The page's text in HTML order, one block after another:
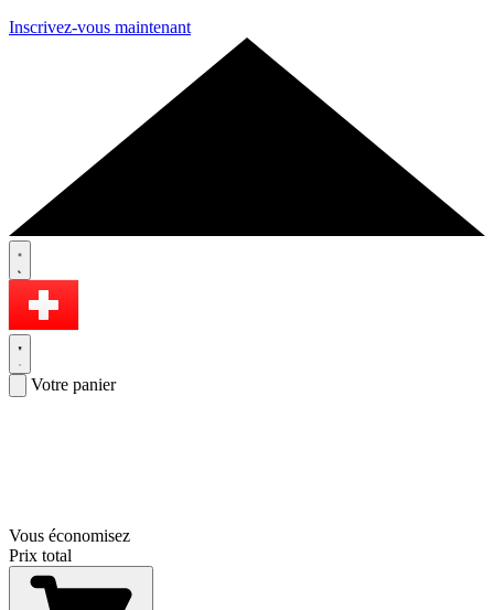
Inscrivez-vous maintenant
Votre panier
Vous économisez
Prix total